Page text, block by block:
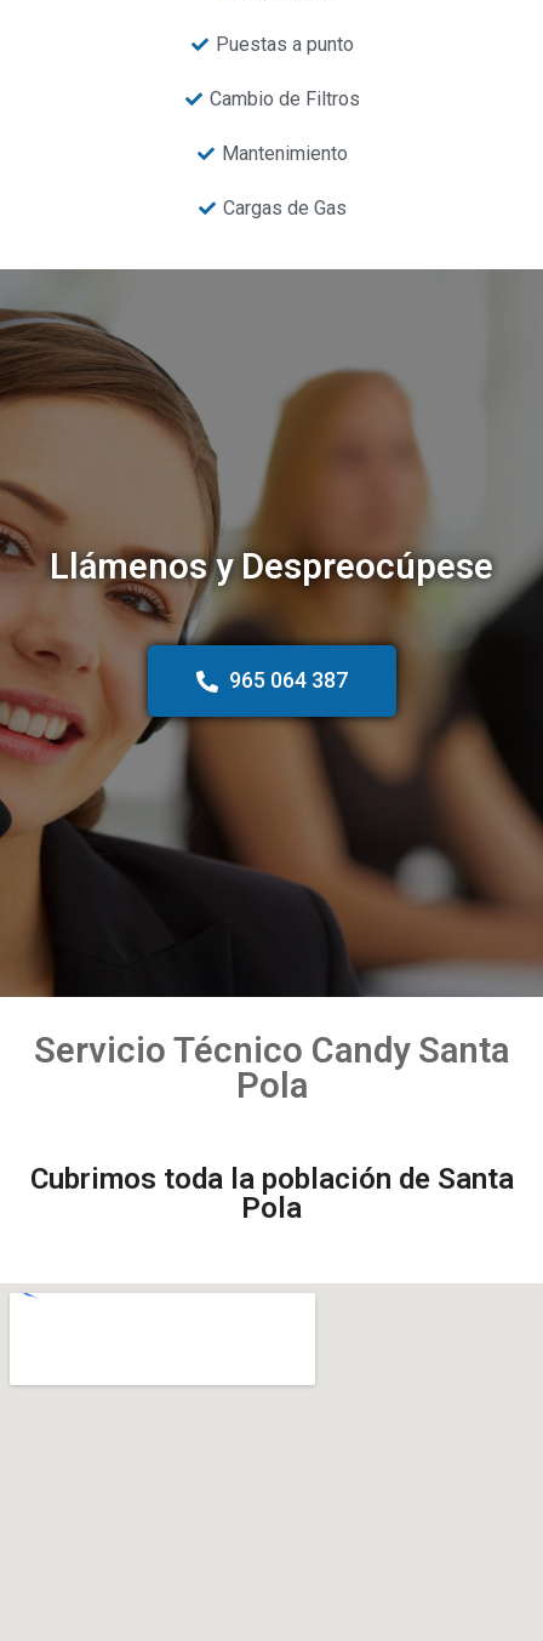
Puestas a punto
Cambio de Filtros
Mantenimiento
Cargas de Gas
Llámenos y Despreocúpese
965 064 387
Servicio Técnico Candy Santa
Pola
Cubrimos toda la población de Santa
Pola